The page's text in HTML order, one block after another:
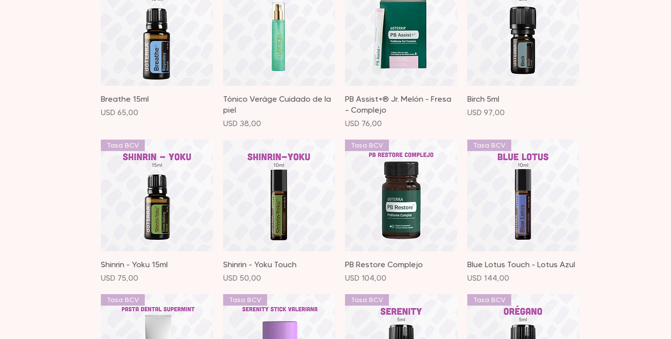
Vista rápida
Breathe 15ml
Precio
USD 65,00
Vista rápida
Tónico Veráge Cuidado de la
piel
Precio
USD 38,00
Vista rápida
PB Assist+® Jr. Melón - Fresa
– Complejo
Precio
USD 76,00
Birch 5ml
Precio
USD 97,00
Vista rápida
Tasa BCV
Shinrin - Yoku 15ml
Precio
USD 75,00
Vista rápida
Shinrin - Yoku Touch
Precio
USD 50,00
Vista rápida
Tasa BCV
PB Restore Complejo
Precio
USD 104,00
Vista rápida
Tasa BCV
Blue Lotus Touch - Lotus Azul
Precio
USD 144,00
Tasa BCV Tasa BCV Tasa BCV Tasa BCV